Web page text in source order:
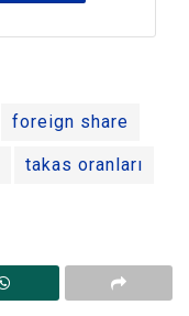
foreign share
takas oranları